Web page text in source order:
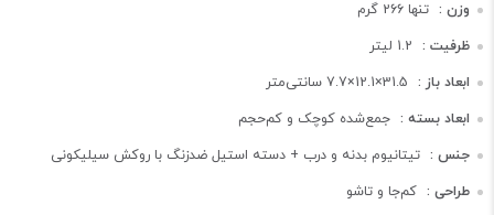
وزن : تنها 266 گرم
ظرفیت : 1.2 لیتر
ابعاد باز : 31.5×12.1×7.7 سانتی‌متر
ابعاد بسته : جمع‌شده کوچک و کم‌حجم
جنس : تیتانیوم بدنه و درب + دسته استیل ضدزنگ با روکش سیلیکونی
طراحی : کم‌جا و تاشو